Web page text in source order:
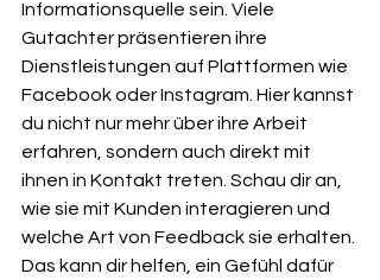
Informationsquelle sein. Viele
Gutachter präsentieren ihre
Dienstleistungen auf Plattformen wie
Facebook oder Instagram. Hier kannst
du nicht nur mehr über ihre Arbeit
erfahren, sondern auch direkt mit
ihnen in Kontakt treten. Schau dir an,
wie sie mit Kunden interagieren und
welche Art von Feedback sie erhalten.
Das kann dir helfen, ein Gefühl dafür